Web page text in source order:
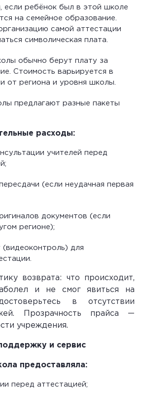
если ребёнок был в этой школе
на семейное образование.
самой аттестации
символическая плата.
обычно берут плату за
Стоимость варьируется в
от региона и уровня школы.
предлагают разные пакеты
расходы:
учителей перед
(если неудачная первая
документов (если
регионе);
(видеоконтроль) для
возврата: что происходит,
и не смог явиться на
в отсутствии
Прозрачность прайса —
учреждения.
и сервис
предоставляла:
перед аттестацией;